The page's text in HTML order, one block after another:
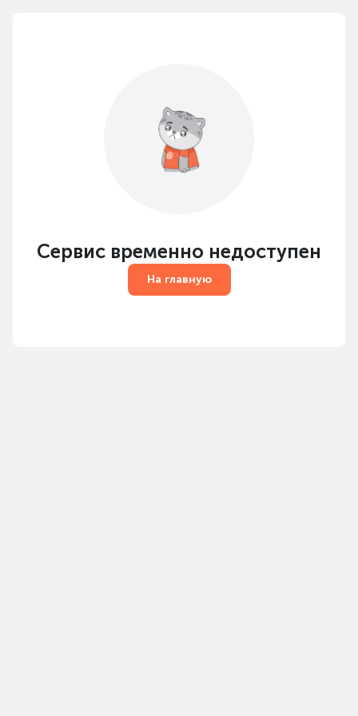
Сервис временно недоступен
На главную